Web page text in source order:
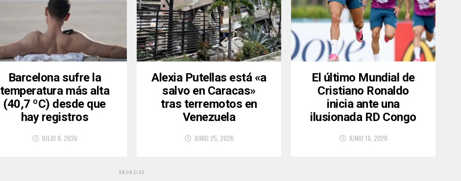
Barcelona sufre la
temperatura más alta
(40,7 ºC) desde que
hay registros
JULIO 8, 2026
Alexia Putellas está «a
salvo en Caracas»
tras terremotos en
Venezuela
JUNIO 25, 2026
El último Mundial de
Cristiano Ronaldo
inicia ante una
ilusionada RD Congo
JUNIO 16, 2026
ANUNCIOS